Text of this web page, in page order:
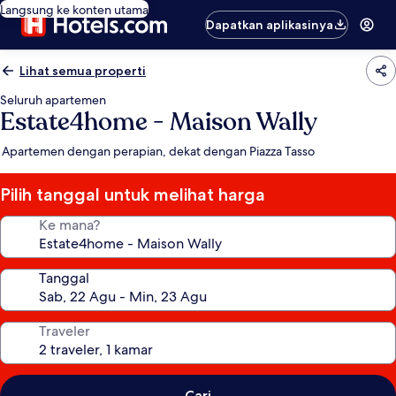
Langsung ke konten utama
Dapatkan aplikasinya
Lihat semua properti
Seluruh apartemen
Estate4home - Maison Wally
Apartemen dengan perapian, dekat dengan Piazza Tasso
Pilih tanggal untuk melihat harga
Ke mana?
Tanggal
Traveler